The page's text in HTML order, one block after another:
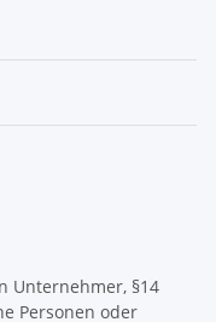
Unternehmer, §14
Personen oder